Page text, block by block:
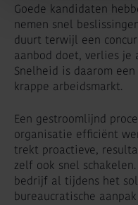
Goede kandidaten
nemen snel
duurt terwijl een
aanbod doet, verlies je
Snelheid is daarom
krappe arbeidsmarkt.
Een gestroomlijnd
organisatie efficiënt
trekt proactieve,
zelf ook snel
bedrijf al tijdens het
bureaucratische